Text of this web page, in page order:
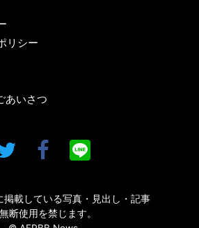
リシー
あいさつ
掲載している写真・見出し・記事
断使用を禁じます。